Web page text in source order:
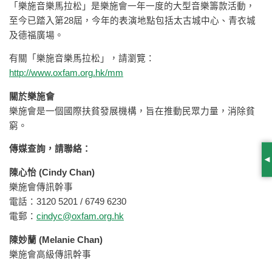
「樂施音樂馬拉松」是樂施會一年一度的大型音樂籌款活動，
至今已踏入第28屆，今年的表演地點包括太古城中心、青衣城
及德福廣場。
有關「樂施音樂馬拉松」，請瀏覽：
http://www.oxfam.org.hk/mm
關於樂施會
樂施會是一個國際扶貧發展機構，旨在推動民眾力量，消除貧
窮。
傳媒查詢，請聯絡：
陳心怡 (Cindy Chan)
樂施會傳訊幹事
電話：3120 5201 / 6749 6230
電郵： cindyc@oxfam.org.hk
陳妙蘭 (Melanie Chan)
樂施會高級傳訊幹事